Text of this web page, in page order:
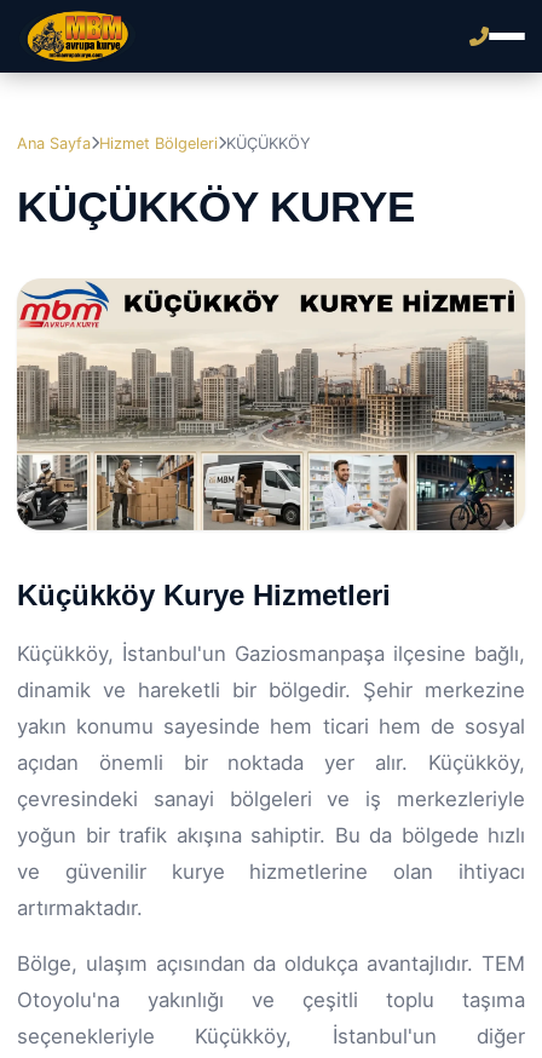
Ana Sayfa Hizmet Bölgeleri KÜÇÜKKÖY
KÜÇÜKKÖY KURYE
Küçükköy Kurye Hizmetleri
Küçükköy, İstanbul'un Gaziosmanpaşa ilçesine bağlı,
dinamik ve hareketli bir bölgedir. Şehir merkezine
yakın konumu sayesinde hem ticari hem de sosyal
açıdan önemli bir noktada yer alır. Küçükköy,
çevresindeki sanayi bölgeleri ve iş merkezleriyle
yoğun bir trafik akışına sahiptir. Bu da bölgede hızlı
ve güvenilir kurye hizmetlerine olan ihtiyacı
artırmaktadır.
Bölge, ulaşım açısından da oldukça avantajlıdır. TEM
Otoyolu'na yakınlığı ve çeşitli toplu taşıma
seçenekleriyle Küçükköy, İstanbul'un diğer